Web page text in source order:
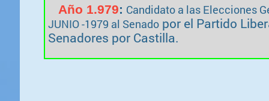
Año 1.979: Candidato a las Elecciones
JUNIO -1979 al Senadopor el Partido
Senadores por Castilla.